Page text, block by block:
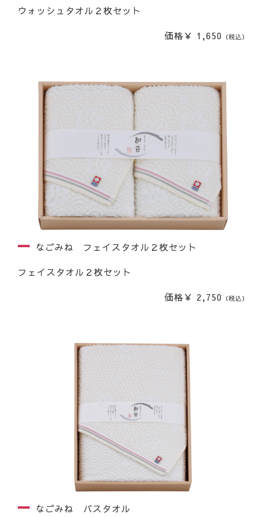
ウォッシュタオル２枚セット
価格￥ 1,650 （税込）
なごみね フェイスタオル２枚セット
フェイスタオル２枚セット
価格￥ 2,750 （税込）
なごみね バスタオル